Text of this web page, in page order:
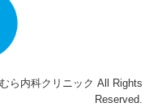
ら内科クリニック All Rights
Reserved.